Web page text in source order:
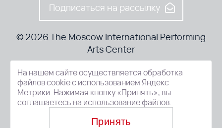
Подписаться на рассылку
© 2026 The Moscow International Performing
Arts Center
52-8, Kosmodamianskaya nab., Moscow, 115054, Russia
На нашем сайте осуществляется обработка
файлов cookie с использованием Яндекс
Метрики. Нажимая кнопку «Принять», вы
соглашаетесь на использование файлов.
Принять